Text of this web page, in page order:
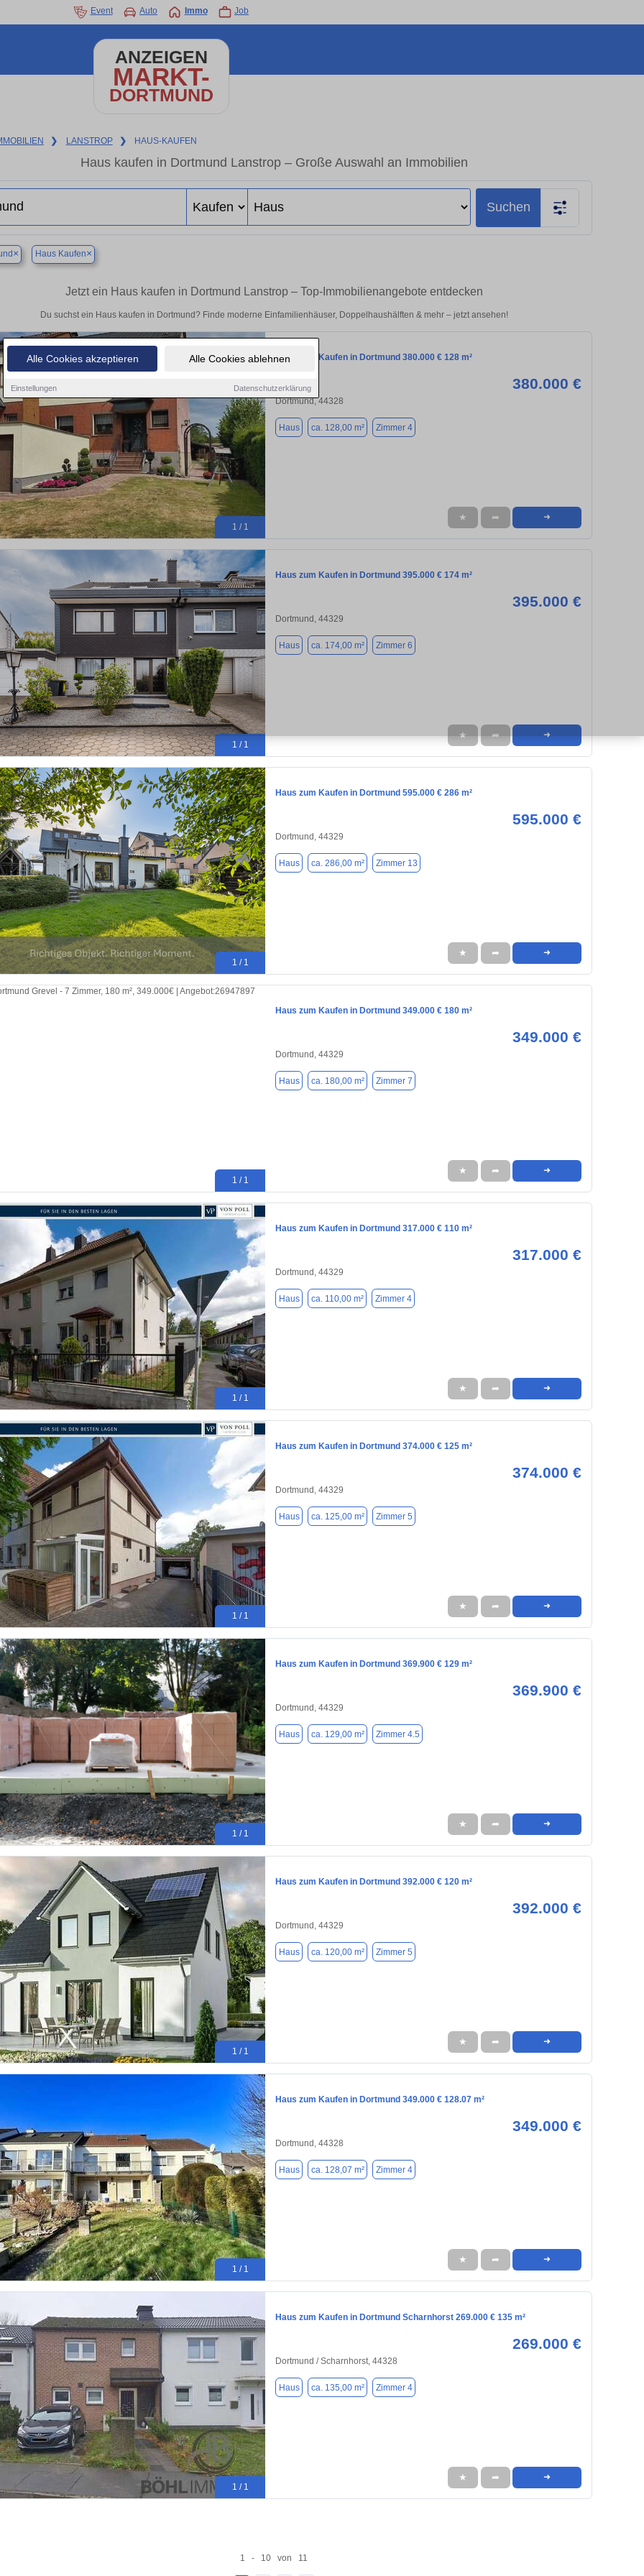
Alle Cookies akzeptieren Alle Cookies ablehnen
Einstellungen Datenschutzerklärung
Event Auto Immo Job
ANZEIGEN
MARKT-
DORTMUND
❯ LANSTROP ❯ HAUS-KAUFEN
Haus kaufen in Dortmund Lanstrop – Große Auswahl an Immobilien
Suchen
× Haus Kaufen×
Jetzt ein Haus kaufen in Dortmund Lanstrop – Top-Immobilienangebote entdecken
Du suchst ein Haus kaufen in Dortmund? Finde moderne Einfamilienhäuser, Doppelhaushälften & mehr – jetzt ansehen!
1 / 1
Haus zum Kaufen in Dortmund 380.000 € 128 m²
380.000 €
Dortmund, 44328
Haus ca. 128,00 m² Zimmer 4
★ ➦ ➜
1 / 1
Haus zum Kaufen in Dortmund 395.000 € 174 m²
395.000 €
Dortmund, 44329
Haus ca. 174,00 m² Zimmer 6
★ ➦ ➜
1 / 1
Haus zum Kaufen in Dortmund 595.000 € 286 m²
595.000 €
Dortmund, 44329
Haus ca. 286,00 m² Zimmer 13
★ ➦ ➜
1 / 1
Haus zum Kaufen in Dortmund 349.000 € 180 m²
349.000 €
Dortmund, 44329
Haus ca. 180,00 m² Zimmer 7
★ ➦ ➜
1 / 1
Haus zum Kaufen in Dortmund 317.000 € 110 m²
317.000 €
Dortmund, 44329
Haus ca. 110,00 m² Zimmer 4
★ ➦ ➜
1 / 1
Haus zum Kaufen in Dortmund 374.000 € 125 m²
374.000 €
Dortmund, 44329
Haus ca. 125,00 m² Zimmer 5
★ ➦ ➜
1 / 1
Haus zum Kaufen in Dortmund 369.900 € 129 m²
369.900 €
Dortmund, 44329
Haus ca. 129,00 m² Zimmer 4.5
★ ➦ ➜
1 / 1
Haus zum Kaufen in Dortmund 392.000 € 120 m²
392.000 €
Dortmund, 44329
Haus ca. 120,00 m² Zimmer 5
★ ➦ ➜
1 / 1
Haus zum Kaufen in Dortmund 349.000 € 128.07 m²
349.000 €
Dortmund, 44328
Haus ca. 128,07 m² Zimmer 4
★ ➦ ➜
1 / 1
Haus zum Kaufen in Dortmund Scharnhorst 269.000 € 135 m²
269.000 €
Dortmund / Scharnhorst, 44328
Haus ca. 135,00 m² Zimmer 4
★ ➦ ➜
1 - 10 von 11